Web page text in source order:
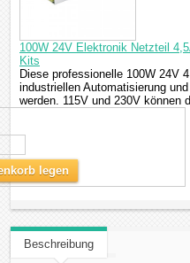
100W 24V Elektronik Netzteil
Kits
Diese professionelle 100W 24V
industriellen Automatisierung
werden. 115V und 230V können
legen
Beschreibung